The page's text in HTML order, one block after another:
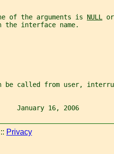
of the arguments is
NULL
the interface name.
be called from user,
January 16, 2006
:: Privacy